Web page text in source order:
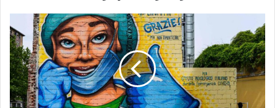
عملاقة
احتفاءً
بالطواقم
الطبية
في